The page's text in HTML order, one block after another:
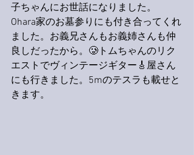
子ちゃんにお世話になりました。
Ohara家のお墓参りにも付き合ってくれ
ました。お義兄さんもお義姉さんも仲
良しだったから。🥲トムちゃんのリク
エストでヴィンテージギター🎸屋さん
にも行きました。5mのテスラも載せと
きます。